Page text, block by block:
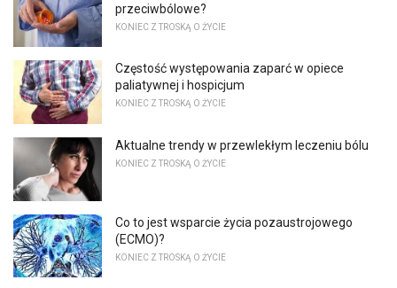
przeciwbólowe?
KONIEC Z TROSKĄ O ŻYCIE
Częstość występowania zaparć w opiece
paliatywnej i hospicjum
KONIEC Z TROSKĄ O ŻYCIE
Aktualne trendy w przewlekłym leczeniu bólu
KONIEC Z TROSKĄ O ŻYCIE
Co to jest wsparcie życia pozaustrojowego
(ECMO)?
KONIEC Z TROSKĄ O ŻYCIE